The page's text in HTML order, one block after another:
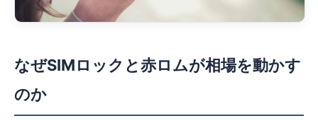
なぜSIMロックと赤ロムが相場を動かす
のか